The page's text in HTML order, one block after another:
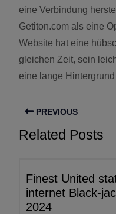
eine Verbindung
Getiton.com als eine
Website hat eine
gleichen Zeit, sein
eine lange
PREVIOUS
Related Posts
Finest United
internet Black-
2024